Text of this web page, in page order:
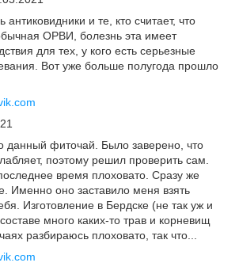
антиковидники и те, кто считает, что
ОРВИ, болезнь эта имеет
для тех, у кого есть серьезные
Вот уже больше полугода прошло
данный фиточай. Было заверено, что
поэтому решил проверить сам.
время плоховато. Сразу же
Именно оно заставило меня взять
Изготовление в Бердске (не так уж и
много каких-то трав и корневищ
разбираюсь плоховато, так что...